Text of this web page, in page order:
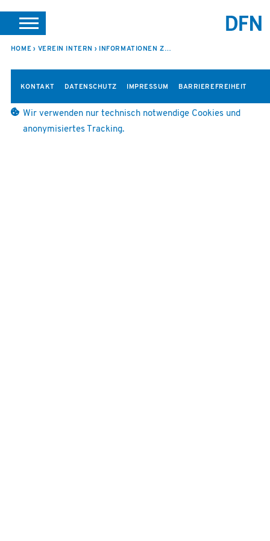
SUCHE PORTALE SUPPORT JOBS LEICHTE SPRACHE
HOME VEREIN INTERN INFORMATIONEN ZUR 362. SITZUNG
KONTAKT DATENSCHUTZ IMPRESSUM BARRIEREFREIHEIT
Wir verwenden nur technisch notwendige Cookies und
anonymisiertes Tracking.